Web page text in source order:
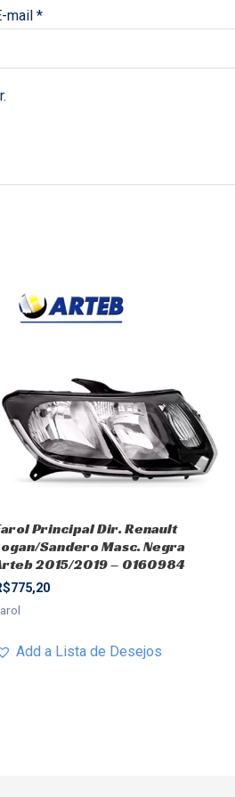
mail*
Principal Dir. Renault
Sandero Masc. Negra
2015/2019 – 0160984
775,20
Add a Lista de Desejos